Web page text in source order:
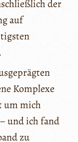
der
auf
Komplexe
um mich
und ich fand
zu